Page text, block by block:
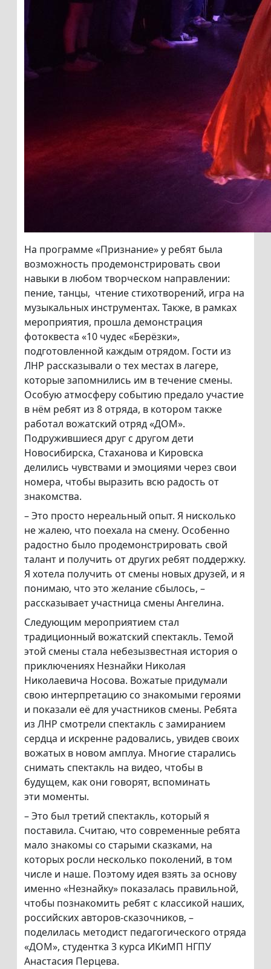
На программе «Признание» у ребят была
возможность продемонстрировать свои
навыки в любом творческом направлении:
пение, танцы, чтение стихотворений, игра на
музыкальных инструментах. Также, в рамках
мероприятия, прошла демонстрация
фотоквеста «10 чудес «Берёзки»,
подготовленной каждым отрядом. Гости из
ЛНР рассказывали о тех местах в лагере,
которые запомнились им в течение смены.
Особую атмосферу событию предало участие
в нём ребят из 8 отряда, в котором также
работал вожатский отряд «ДОМ».
Подружившиеся друг с другом дети
Новосибирска, Стаханова и Кировска
делились чувствами и эмоциями через свои
номера, чтобы выразить всю радость от
знакомства.
– Это просто нереальный опыт. Я нисколько
не жалею, что поехала на смену. Особенно
радостно было продемонстрировать свой
талант и получить от других ребят поддержку.
Я хотела получить от смены новых друзей, и я
понимаю, что это желание сбылось, –
рассказывает участница смены Ангелина.
Следующим мероприятием стал
традиционный вожатский спектакль. Темой
этой смены стала небезызвестная история о
приключениях Незнайки Николая
Николаевича Носова. Вожатые придумали
свою интерпретацию со знакомыми героями
и показали её для участников смены. Ребята
из ЛНР смотрели спектакль с замиранием
сердца и искренне радовались, увидев своих
вожатых в новом амплуа. Многие старались
снимать спектакль на видео, чтобы в
будущем, как они говорят, вспоминать
эти моменты.
– Это был третий спектакль, который я
поставила. Считаю, что современные ребята
мало знакомы со старыми сказками, на
которых росли несколько поколений, в том
числе и наше. Поэтому идея взять за основу
именно «Незнайку» показалась правильной,
чтобы познакомить ребят с классикой наших,
российских авторов-сказочников, –
поделилась методист педагогического отряда
«ДОМ», студентка 3 курса ИКиМП НГПУ
Анастасия Перцева.